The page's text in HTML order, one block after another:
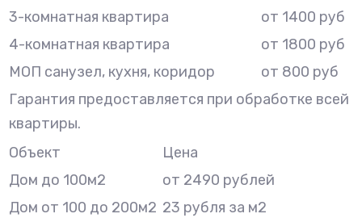
3-комнатная квартира
от 1400 руб
4-комнатная квартира
от 1800 руб
МОП санузел, кухня, коридор
от 800 руб
Гарантия предоставляется при обработке всей
квартиры.
Объект
Цена
Дом до 100м2
от 2490 рублей
Дом от 100 до 200м2 23 рубля за м2